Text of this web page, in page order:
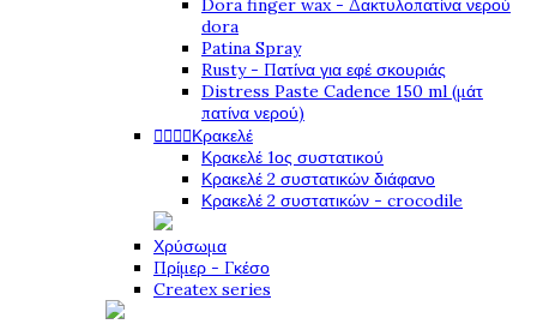
Dora finger wax - Δακτυλοπατίνα νερού
dora
Patina Spray
Rusty - Πατίνα για εφέ σκουριάς
Distress Paste Cadence 150 ml (μάτ
πατίνα νερού)
Κρακελέ
Κρακελέ 1ος συστατικού
Κρακελέ 2 συστατικών διάφανο
Κρακελέ 2 συστατικών - crocodile
Χρύσωμα
Πρίμερ - Γκέσο
Createx series